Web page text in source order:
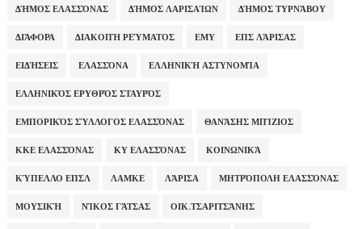
ΔΉΜΟΣ ΕΛΑΣΣΌΝΑΣ ΔΉΜΟΣ ΛΑΡΙΣΑΊΩΝ ΔΉΜΟΣ ΤΥΡΝΆΒΟΥ
ΔΙΆΦΟΡΑ ΔΙΑΚΟΠΉ ΡΕΎΜΑΤΟΣ ΕΜΥ ΕΠΣ ΛΆΡΙΣΑΣ
ΕΙΔΉΣΕΙΣ ΕΛΑΣΣΌΝΑ ΕΛΛΗΝΙΚΉ ΑΣΤΥΝΟΜΊΑ
ΕΛΛΗΝΙΚΌΣ ΕΡΥΘΡΌΣ ΣΤΑΥΡΌΣ
ΕΜΠΟΡΙΚΌΣ ΣΎΛΛΟΓΟΣ ΕΛΑΣΣΌΝΑΣ ΘΑΝΆΣΗΣ ΜΠΊΖΙΟΣ
ΚΚΕ ΕΛΑΣΣΌΝΑΣ ΚΥ ΕΛΑΣΣΌΝΑΣ ΚΟΙΝΩΝΙΚΆ
ΚΎΠΕΛΛΟ ΕΠΣΛ ΛΑΜΚΕ ΛΆΡΙΣΑ ΜΗΤΡΌΠΟΛΗ ΕΛΑΣΣΌΝΑΣ
ΜΟΥΣΙΚΉ ΝΊΚΟΣ ΓΆΤΣΑΣ ΟΙΚ.ΤΣΑΡΙΤΣΆΝΗΣ